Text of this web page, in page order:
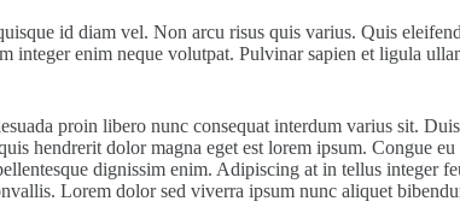
id diam vel. Non arcu risus quis varius. Quis
integer enim neque volutpat. Pulvinar sapien et ligula
proin libero nunc consequat interdum varius sit.
hendrerit dolor magna eget est lorem ipsum. Congue
dignissim enim. Adipiscing at in tellus integer
Lorem dolor sed viverra ipsum nunc aliquet